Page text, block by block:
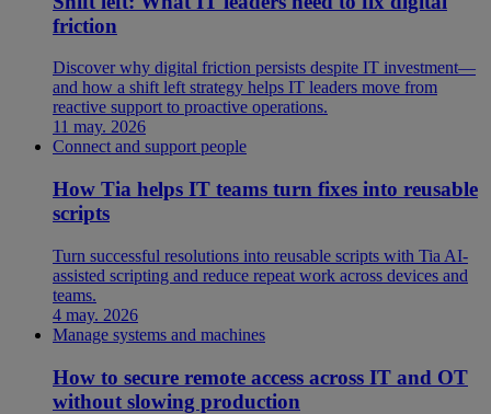
friction
Discover why digital friction persists despite IT investment—
and how a shift left strategy helps IT leaders move from
reactive support to proactive operations.
11 may. 2026
Connect and support people
How Tia helps IT teams turn fixes into reusable
scripts
Turn successful resolutions into reusable scripts with Tia AI-
assisted scripting and reduce repeat work across devices and
teams.
4 may. 2026
Manage systems and machines
How to secure remote access across IT and OT
without slowing production